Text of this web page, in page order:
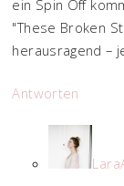
ein Spin Off
"These Broken
herausragend –
Antworten